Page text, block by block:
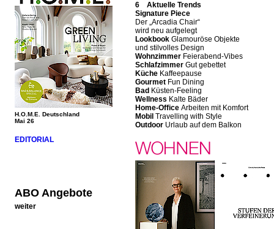
H.O.M.E. Deutschland
Mai 26
EDITORIAL
ABO Angebote
weiter
6 Aktuelle Trends
Signature Piece
Der „Arcadia Chair“
wird neu aufgelegt
Lookbook Glamouröse Objekte
und stilvolles Design
Wohnzimmer Feierabend-Vibes
Schlafzimmer Gut gebettet
Küche Kaffeepause
Gourmet Fun Dining
Bad Küsten-Feeling
Wellness Kalte Bäder
Home-Office Arbeiten mit Komfort
Mobil Travelling with Style
Outdoor Urlaub auf dem Balkon